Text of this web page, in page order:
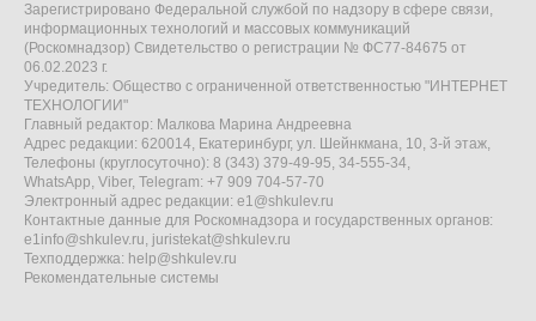
Зарегистрировано Федеральной службой по надзору в сфере связи,
информационных технологий и массовых коммуникаций
(Роскомнадзор) Свидетельство о регистрации № ФС77-84675 от
06.02.2023 г.
Учредитель: Общество с ограниченной ответственностью "ИНТЕРНЕТ
ТЕХНОЛОГИИ"
Главный редактор: Малкова Марина Андреевна
Адрес редакции: 620014, Екатеринбург, ул. Шейнкмана, 10, 3-й этаж,
Телефоны (круглосуточно): 8 (343) 379-49-95, 34-555-34,
WhatsApp, Viber, Telegram: +7 909 704-57-70
Электронный адрес редакции: e1@shkulev.ru
Контактные данные для Роскомнадзора и государственных органов:
e1info@shkulev.ru, juristekat@shkulev.ru
Техподдержка: help@shkulev.ru
Рекомендательные системы